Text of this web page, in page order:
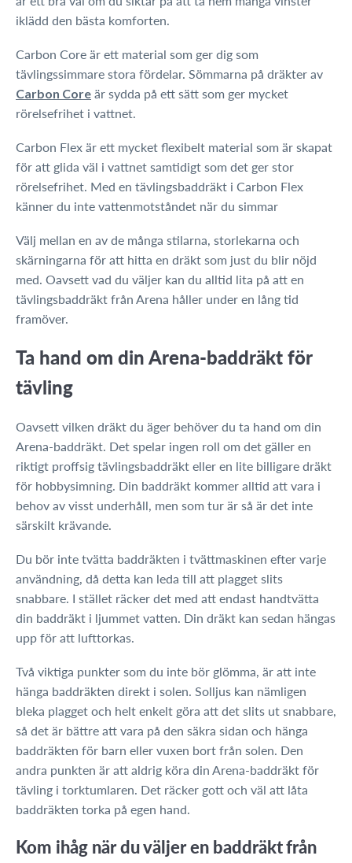
iklädd den bästa komforten.
Carbon Core är ett material som ger dig som
tävlingssimmare stora fördelar. Sömmarna på dräkter av
Carbon Core är sydda på ett sätt som ger mycket
rörelsefrihet i vattnet.
Carbon Flex är ett mycket flexibelt material som är skapat
för att glida väl i vattnet samtidigt som det ger stor
rörelsefrihet. Med en tävlingsbaddräkt i Carbon Flex
känner du inte vattenmotståndet när du simmar
Välj mellan en av de många stilarna, storlekarna och
skärningarna för att hitta en dräkt som just du blir nöjd
med. Oavsett vad du väljer kan du alltid lita på att en
tävlingsbaddräkt från Arena håller under en lång tid
framöver.
Ta hand om din Arena-baddräkt för
tävling
Oavsett vilken dräkt du äger behöver du ta hand om din
Arena-baddräkt. Det spelar ingen roll om det gäller en
riktigt proffsig tävlingsbaddräkt eller en lite billigare dräkt
för hobbysimning. Din baddräkt kommer alltid att vara i
behov av visst underhåll, men som tur är så är det inte
särskilt krävande.
Du bör inte tvätta baddräkten i tvättmaskinen efter varje
användning, då detta kan leda till att plagget slits
snabbare. I stället räcker det med att endast handtvätta
din baddräkt i ljummet vatten. Din dräkt kan sedan hängas
upp för att lufttorkas.
Två viktiga punkter som du inte bör glömma, är att inte
hänga baddräkten direkt i solen. Solljus kan nämligen
bleka plagget och helt enkelt göra att det slits ut snabbare,
så det är bättre att vara på den säkra sidan och hänga
baddräkten för barn eller vuxen bort från solen. Den
andra punkten är att aldrig köra din Arena-baddräkt för
tävling i torktumlaren. Det räcker gott och väl att låta
baddräkten torka på egen hand.
Kom ihåg när du väljer en baddräktfrån